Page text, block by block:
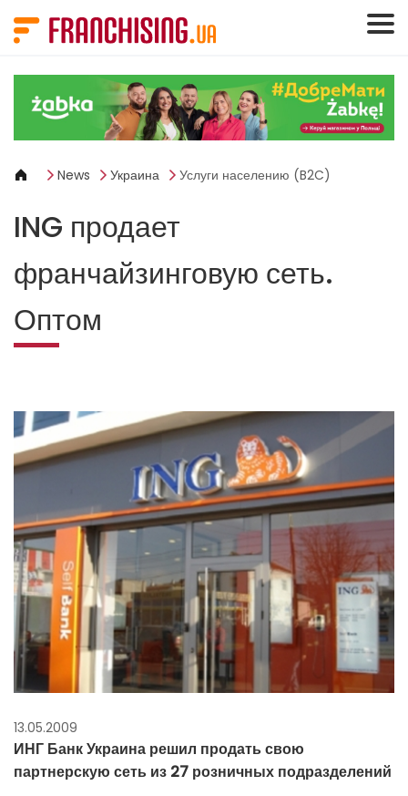
News Украина Услуги населению (B2C)
ING продает
франчайзинговую сеть.
Оптом
13.05.2009
ИНГ Банк Украина решил продать свою
партнерскую сеть из 27 розничных подразделений